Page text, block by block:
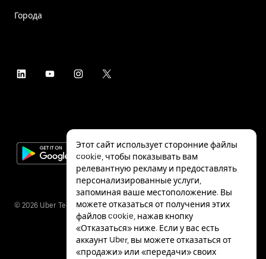
Города
© 2026 Uber Technologies Inc.
Этот сайт использует сторонние файлы
cookie, чтобы показывать вам
релевантную рекламу и предоставлять
персонализированные услуги,
запоминая ваше местоположение. Вы
можете отказаться от получения этих
файлов cookie, нажав кнопку
«Отказаться» ниже. Если у вас есть
аккаунт Uber, вы можете отказаться от
«продажи» или «передачи» своих